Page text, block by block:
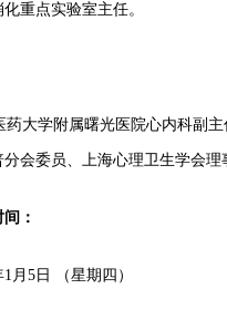
重点实验室主任。
大学附属曙光医院心内科副
会委员、上海心理卫生学会理
：
5日 （星期四）